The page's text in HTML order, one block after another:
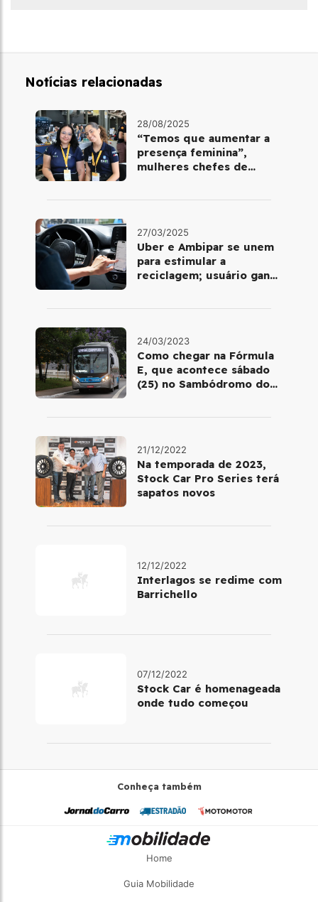
Notícias relacionadas
28/08/2025
“Temos que aumentar a
presença feminina”,
mulheres chefes de
27/03/2025
Uber e Ambipar se unem
para estimular a
reciclagem; usuário ganha
24/03/2023
Como chegar na Fórmula
E, que acontece sábado
(25) no Sambódromo do
21/12/2022
Na temporada de 2023,
Stock Car Pro Series terá
sapatos novos
12/12/2022
Interlagos se redime com
Barrichello
07/12/2022
Stock Car é homenageada
onde tudo começou
Conheça também
Home
Guia Mobilidade